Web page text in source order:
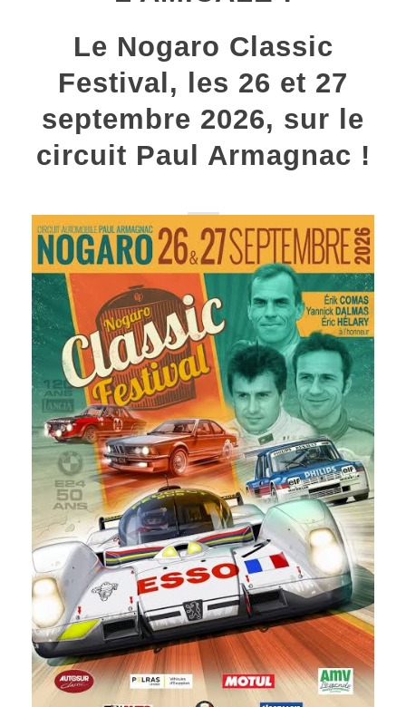
Le Nogaro Classic
Festival, les 26 et 27
septembre 2026, sur le
circuit Paul Armagnac !